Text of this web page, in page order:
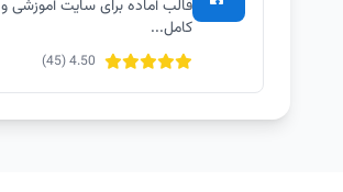
کامل...
4.50 (45)